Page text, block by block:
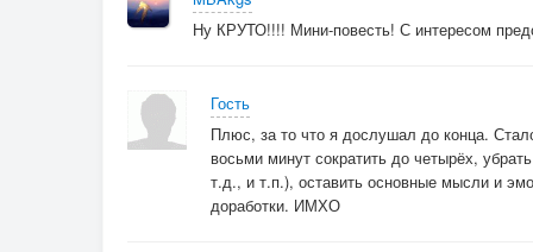
Так что загадать ? Не знаю ответ,
А в телевизоре бьют куранты…
Как-то внезапно сугробы осели,
И дождик в окошко стучит…
Ну КРУТО!!!! Мини-повесть! С интересом
Гость
Плюс, за то что я дослушал до конца.
восьми минут сократить до четырёх,
т.д., и т.п.), оставить основные мысли и
доработки. ИМХО